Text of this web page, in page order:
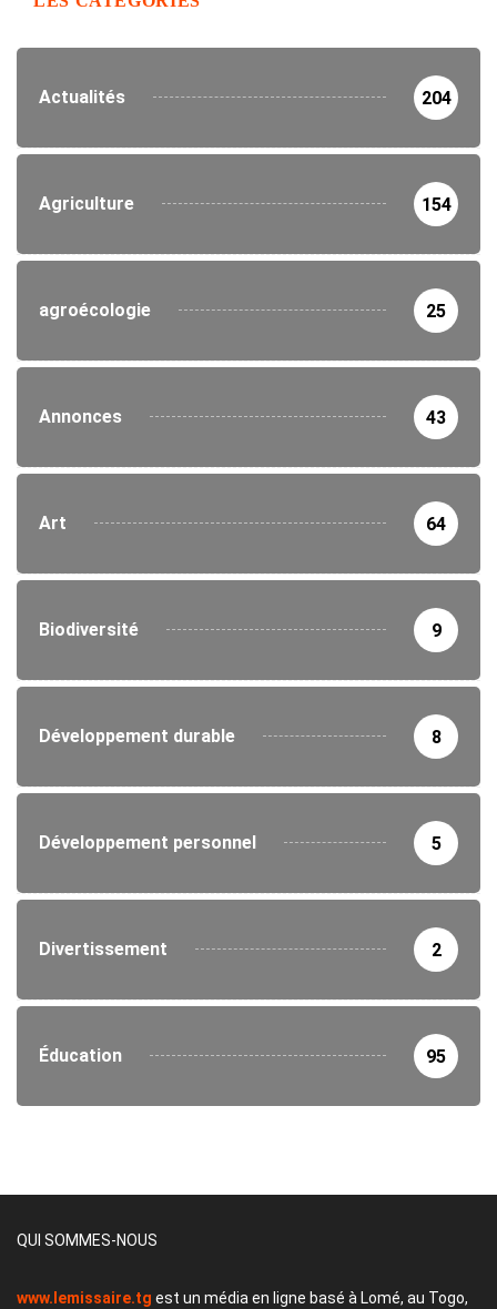
Actualités 204
Agriculture 154
agroécologie 25
Annonces 43
Art 64
Biodiversité 9
Développement durable 8
Développement personnel 5
Divertissement 2
Éducation 95
QUI SOMMES-NOUS
www.lemissaire.tg est un média en ligne basé à Lomé, au Togo,